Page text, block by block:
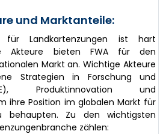
und Marktanteile:
Landkartenzungen ist hart
Akteure bieten FWA für den
Markt an. Wichtige Akteure
Strategien in Forschung und
Produktinnovation und
ihre Position im globalen Markt für
behaupten. Zu den wichtigsten
zählen: